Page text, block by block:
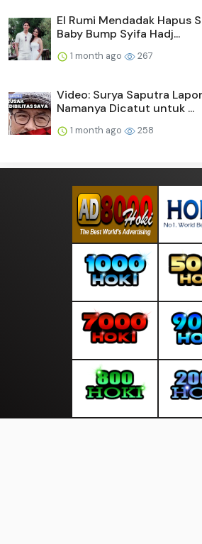
El Rumi Mendadak Hapus
Baby Bump Syifa Hadj...
1 month ago 267
Video: Surya Saputra
Namanya Dicatut untuk ...
1 month ago 258